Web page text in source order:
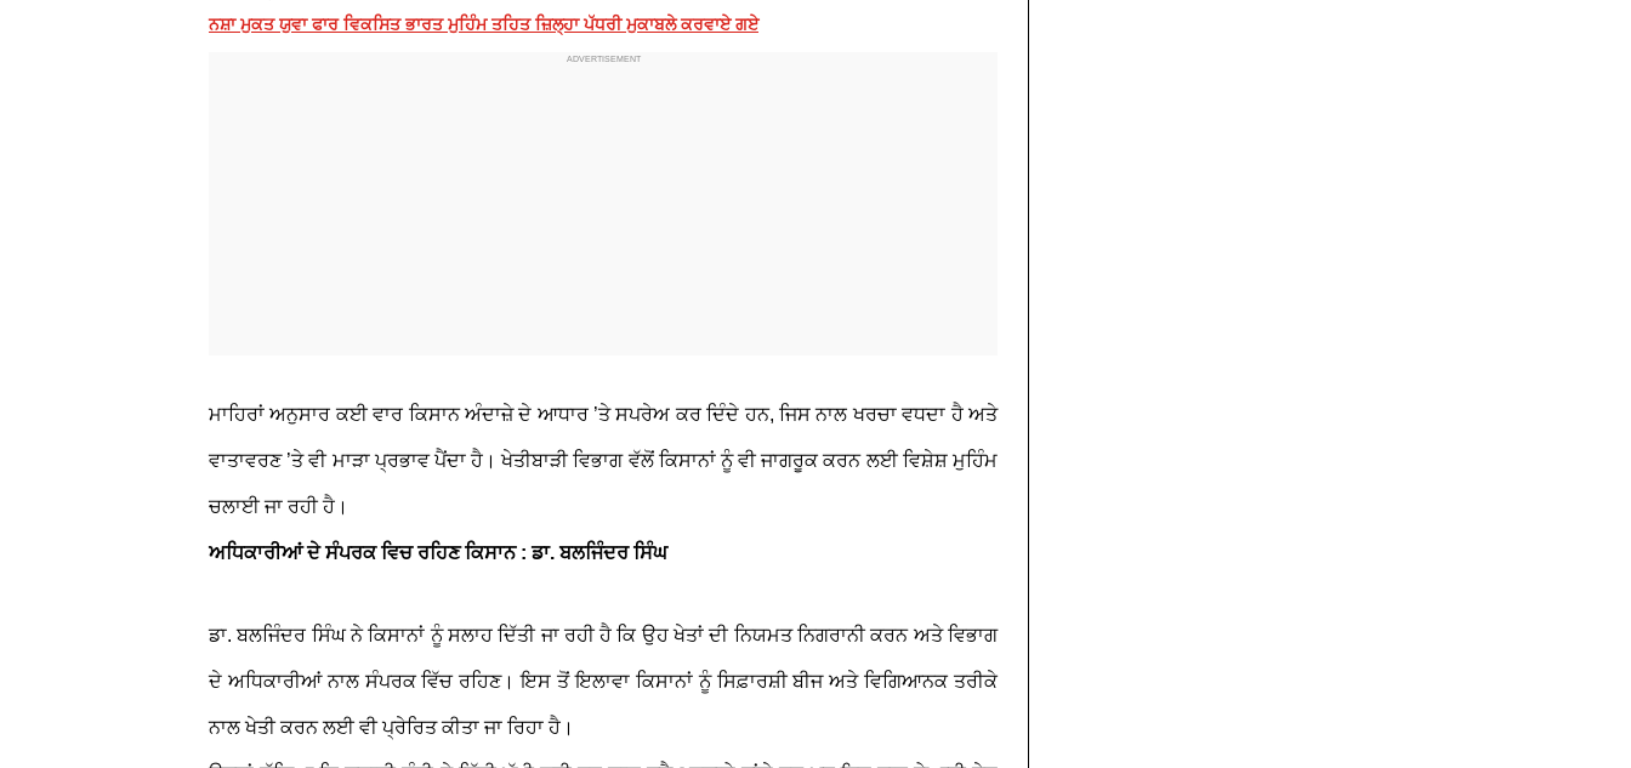
ਨਸ਼ਾ ਮੁਕਤ ਯੁਵਾ ਫਾਰ ਵਿਕਸਿਤ ਭਾਰਤ ਮੁਹਿੰਮ ਤਹਿਤ ਜ਼ਿਲ੍ਹਾ ਪੱਧਰੀ ਮੁਕਾਬਲੇ ਕਰਵਾਏ ਗਏ
ਮਾਹਿਰਾਂ ਅਨੁਸਾਰ ਕਈ ਵਾਰ ਕਿਸਾਨ ਅੰਦਾਜ਼ੇ ਦੇ ਆਧਾਰ ’ਤੇ ਸਪਰੇਅ ਕਰ ਦਿੰਦੇ ਹਨ, ਜਿਸ ਨਾਲ ਖਰਚਾ ਵਧਦਾ ਹੈ ਅਤੇ
ਵਾਤਾਵਰਣ ’ਤੇ ਵੀ ਮਾੜਾ ਪ੍ਰਭਾਵ ਪੈਂਦਾ ਹੈ। ਖੇਤੀਬਾੜੀ ਵਿਭਾਗ ਵੱਲੋਂ ਕਿਸਾਨਾਂ ਨੂੰ ਵੀ ਜਾਗਰੂਕ ਕਰਨ ਲਈ ਵਿਸ਼ੇਸ਼ ਮੁਹਿੰਮ
ਚਲਾਈ ਜਾ ਰਹੀ ਹੈ।
ਅਧਿਕਾਰੀਆਂ ਦੇ ਸੰਪਰਕ ਵਿਚ ਰਹਿਣ ਕਿਸਾਨ : ਡਾ. ਬਲਜਿੰਦਰ ਸਿੰਘ
ਡਾ. ਬਲਜਿੰਦਰ ਸਿੰਘ ਨੇ ਕਿਸਾਨਾਂ ਨੂੰ ਸਲਾਹ ਦਿੱਤੀ ਜਾ ਰਹੀ ਹੈ ਕਿ ਉਹ ਖੇਤਾਂ ਦੀ ਨਿਯਮਤ ਨਿਗਰਾਨੀ ਕਰਨ ਅਤੇ ਵਿਭਾਗ
ਦੇ ਅਧਿਕਾਰੀਆਂ ਨਾਲ ਸੰਪਰਕ ਵਿੱਚ ਰਹਿਣ। ਇਸ ਤੋਂ ਇਲਾਵਾ ਕਿਸਾਨਾਂ ਨੂੰ ਸਿਫ਼ਾਰਸ਼ੀ ਬੀਜ ਅਤੇ ਵਿਗਿਆਨਕ ਤਰੀਕੇ
ਨਾਲ ਖੇਤੀ ਕਰਨ ਲਈ ਵੀ ਪ੍ਰੇਰਿਤ ਕੀਤਾ ਜਾ ਰਿਹਾ ਹੈ।